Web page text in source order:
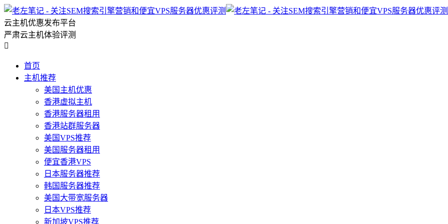
云主机优惠发布平台
严肃云主机体验评测

首页
主机推荐
美国主机优惠
香港虚拟主机
香港服务器租用
香港站群服务器
美国VPS推荐
美国服务器租用
便宜香港VPS
日本服务器推荐
韩国服务器推荐
美国大带宽服务器
日本VPS推荐
新加坡VPS推荐